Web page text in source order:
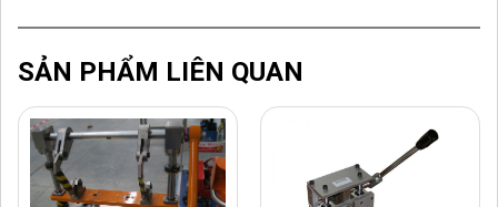
SẢN PHẨM LIÊN QUAN